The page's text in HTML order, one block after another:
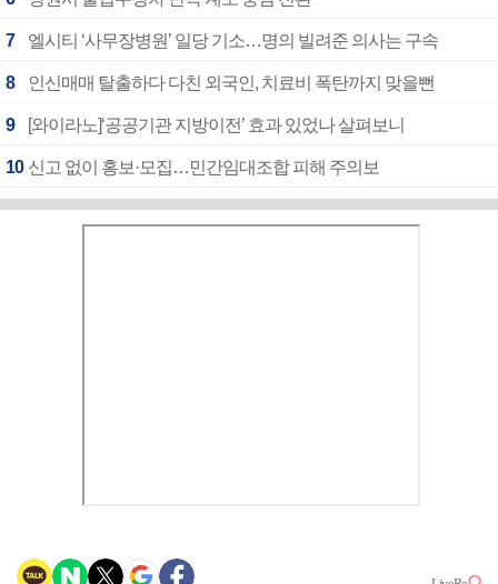
7 엘시티 ‘사무장병원’ 일당 기소…명의 빌려준 의사는 구속
8 인신매매 탈출하다 다친 외국인, 치료비 폭탄까지 맞을뻔
9 [와이라노]‘공공기관 지방이전’ 효과 있었나 살펴보니
10 신고 없이 홍보·모집…민간임대조합 피해 주의보